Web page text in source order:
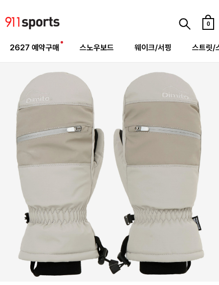
0
2627 예약구매 스노우보드 웨이크/서핑 스트릿/